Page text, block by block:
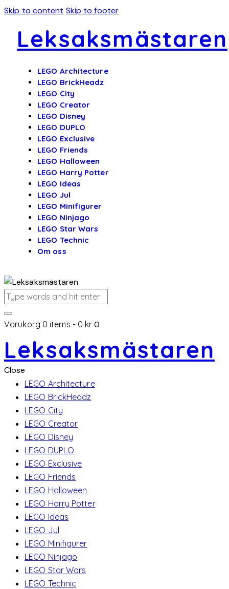
Skip to content Skip to footer
Leksaksmästaren
LEGO Architecture
LEGO BrickHeadz
LEGO City
LEGO Creator
LEGO Disney
LEGO DUPLO
LEGO Exclusive
LEGO Friends
LEGO Halloween
LEGO Harry Potter
LEGO Ideas
LEGO Jul
LEGO Minifigurer
LEGO Ninjago
LEGO Star Wars
LEGO Technic
Om oss
Varukorg 0 items - 0 kr 0
Leksaksmästaren
Close
LEGO Architecture
LEGO BrickHeadz
LEGO City
LEGO Creator
LEGO Disney
LEGO DUPLO
LEGO Exclusive
LEGO Friends
LEGO Halloween
LEGO Harry Potter
LEGO Ideas
LEGO Jul
LEGO Minifigurer
LEGO Ninjago
LEGO Star Wars
LEGO Technic